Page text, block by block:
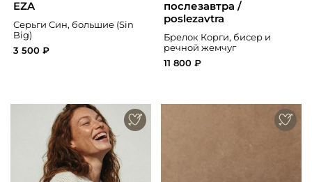
EZA
Серьги Син, большие (Sin
Big)
3 500 ₽
послезавтра /
poslezavtra
Брелок Корги, бисер и
речной жемчуг
11 800 ₽